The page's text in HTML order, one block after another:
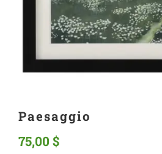
Paesaggio
75,00 $